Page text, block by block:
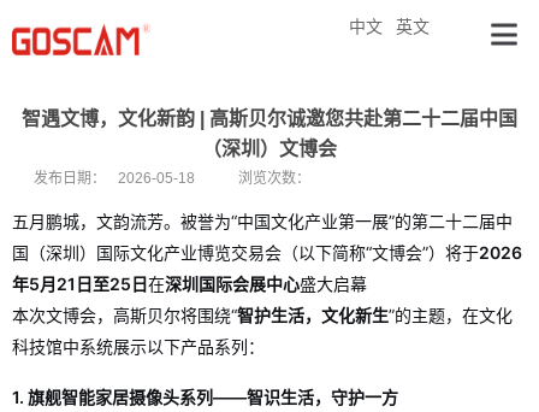
英文
中文
智遇文博，文化新韵 | 高斯贝尔诚邀您共赴第二十二届中国
（深圳）文博会
发布日期： 2026-05-18 浏览次数：
五月鹏城，文韵流芳。被誉为“中国文化产业第一展”的第二十二届中
国（深圳）国际文化产业博览交易会（以下简称“文博会”）将于2026
年5月21日至25日在深圳国际会展中心盛大启幕
本次文博会，高斯贝尔将围绕“智护生活，文化新生”的主题，在文化
科技馆中系统展示以下产品系列：
1. 旗舰智能家居摄像头系列——智识生活，守护一方